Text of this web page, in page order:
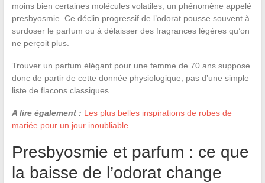
moins bien certaines molécules volatiles, un phénomène appelé
presbyosmie. Ce déclin progressif de l’odorat pousse souvent à
surdoser le parfum ou à délaisser des fragrances légères qu’on
ne perçoit plus.
Trouver un parfum élégant pour une femme de 70 ans suppose
donc de partir de cette donnée physiologique, pas d’une simple
liste de flacons classiques.
A lire également : Les plus belles inspirations de robes de
mariée pour un jour inoubliable
Presbyosmie et parfum : ce que
la baisse de l’odorat change